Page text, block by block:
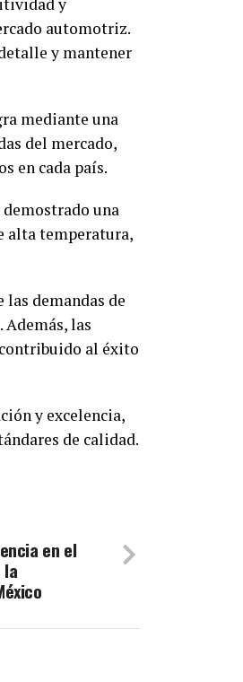
automotriz.
y mantener
mediante una
del mercado,
en cada país.
una
alta temperatura,
demandas de
las
al éxito
y excelencia,
de calidad.
en el